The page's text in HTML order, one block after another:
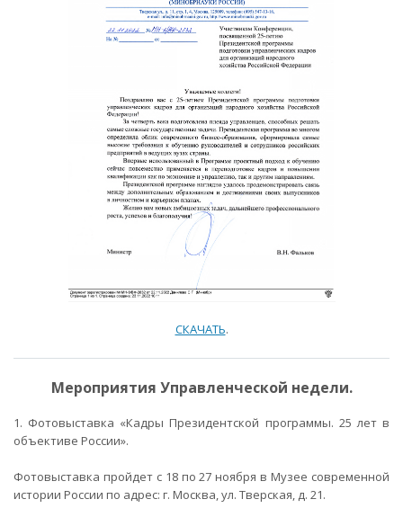
СКАЧАТЬ.
Мероприятия Управленческой недели.
1. Фотовыставка «Кадры Президентской программы. 25 лет в
объективе России».
Фотовыставка пройдет с 18 по 27 ноября в Музее современной
истории России по адрес: г. Москва, ул. Тверская, д. 21.